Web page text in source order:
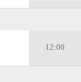
12:00